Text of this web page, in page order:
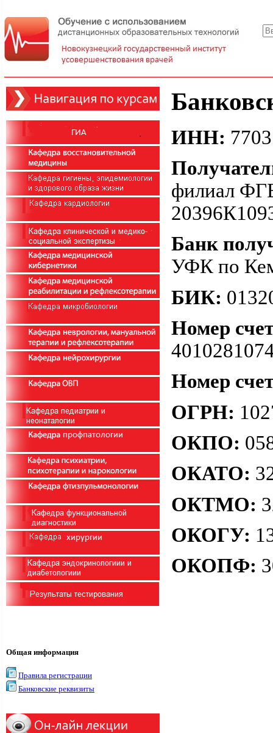
Общая информация
Правила регистрации
Банковские реквизиты
ИНН:
филиал
Банк
УФК по
БИК:
Номер
Номер
ОГРН:
ОКПО:
ОКАТО:
ОКТМО:
ОКОГУ:
ОКОПФ: